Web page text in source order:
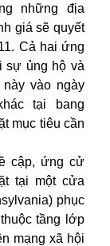
những địa
giá sẽ quyết
Cả hai ứng
sự ủng hộ và
vào ngày
tại bang
mục tiêu cần
cập, ứng cử
tại một cửa
phục
tầng lớp
mạng xã hội